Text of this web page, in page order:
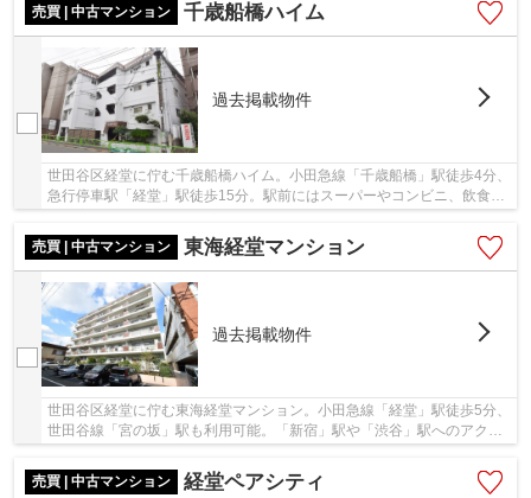
売買 | 中古マンション
千歳船橋ハイム
過去掲載物件
世田谷区経堂に佇む千歳船橋ハイム。小田急線「千歳船橋」駅徒歩4分、
急行停車駅「経堂」駅徒歩15分。駅前にはスーパーやコンビニ、飲食店
売買 | 中古マンション
東海経堂マンション
過去掲載物件
世田谷区経堂に佇む東海経堂マンション。小田急線「経堂」駅徒歩5分、
世田谷線「宮の坂」駅も利用可能。「新宿」駅や「渋谷」駅へのアクセ
売買 | 中古マンション
経堂ペアシティ